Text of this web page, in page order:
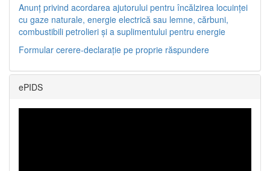
Anunț privind acordarea ajutorului pentru încălzirea locuinței
cu gaze naturale, energie electrică sau lemne, cărbuni,
combustibili petrolieri și a suplimentului pentru energie
Formular cerere-declarație pe proprie răspundere
ePIDS